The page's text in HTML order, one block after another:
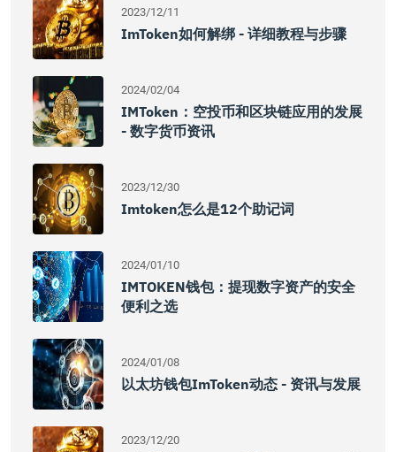
2023/12/11
ImToken如何解绑 - 详细教程与步骤
2024/02/04
IMToken：空投币和区块链应用的发展
- 数字货币资讯
2023/12/30
Imtoken怎么是12个助记词
2024/01/10
IMTOKEN钱包：提现数字资产的安全
便利之选
2024/01/08
以太坊钱包imToken动态 - 资讯与发展
2023/12/20